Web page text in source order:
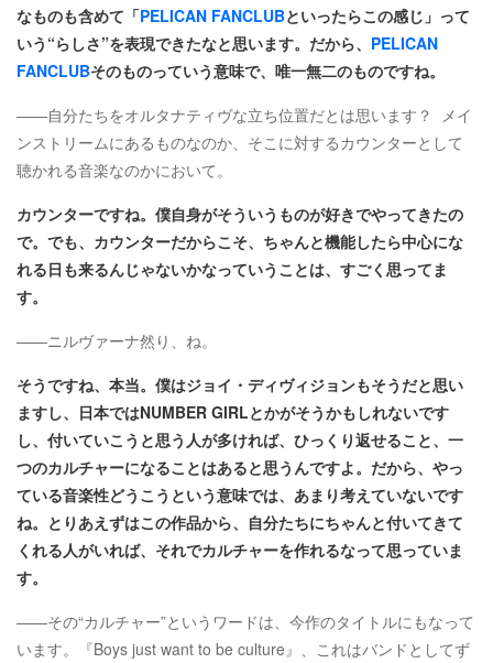
なものも含めて「PELICAN FANCLUBといったらこの感じ」って
いう“らしさ”を表現できたなと思います。だから、 PELICAN
FANCLUBそのものっていう意味で、唯一無二のものですね。
――自分たちをオルタナティヴな立ち位置だとは思います？ メイ
ンストリームにあるものなのか、そこに対するカウンターとして
聴かれる音楽なのかにおいて。
カウンターですね。僕自身がそういうものが好きでやってきたの
で。でも、カウンターだからこそ、ちゃんと機能したら中心にな
れる日も来るんじゃないかなっていうことは、すごく思ってま
す。
――ニルヴァーナ然り、ね。
そうですね、本当。僕はジョイ・ディヴィジョンもそうだと思い
ますし、日本ではNUMBER GIRLとかがそうかもしれないです
し、付いていこうと思う人が多ければ、ひっくり返せること、一
つのカルチャーになることはあると思うんですよ。だから、やっ
ている音楽性どうこうという意味では、あまり考えていないです
ね。とりあえずはこの作品から、自分たちにちゃんと付いてきて
くれる人がいれば、それでカルチャーを作れるなって思っていま
す。
――その“カルチャー”というワードは、今作のタイトルにもなって
います。『Boys just want to be culture』、これはバンドとしてず